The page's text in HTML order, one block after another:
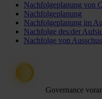
Nachfolgeplanung von
Nachfolgeplanung
Nachfolgeplanung im
Nachfolge des:der
Nachfolge von
Governance